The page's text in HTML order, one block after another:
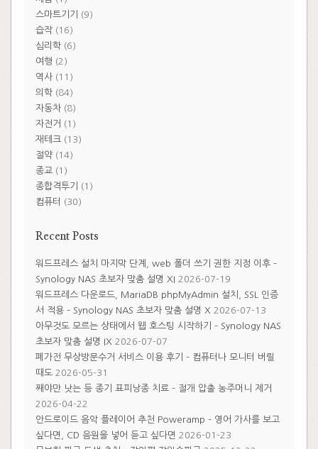
스마트기기
(9)
습작(16)
심리학(6)
여행 (2)
역사(11)
의학(84)
자동차(8)
자전거 (1)
재테크(13)
절약(14)
종교(1)
종합격투기
(1)
컴퓨터
(30)
Recent Posts
워드프레스 설치 마지막 단계, web 폴더 쓰기 권한 지정 이후 –
Synology NAS 초보자 맞춤 설명 XI 2026-07-19
워드프레스 다운로드, MariaDB phpMyAdmin 설치, SSL 인증
서 적용 – Synology NAS 초보자 맞춤 설명 X 2026-07-13
아무것도 모르는 상태에서 웹 호스팅 시작하기 – Synology NAS
초보자 맞춤 설명 IX 2026-07-07
폐가전 무상방문수거 서비스 이용 후기 – 컴퓨터나 모니터 버릴
때도 2026-05-31
째야만 낫는 등 종기 표피낭종 치료 – 절개 압출 농주머니 제거
2026-04-22
안드로이드 음악 플레이어 추천 Poweramp – 영어 가사를 보고
싶다면, CD 음원을 넣어 듣고 싶다면 2026-01-23